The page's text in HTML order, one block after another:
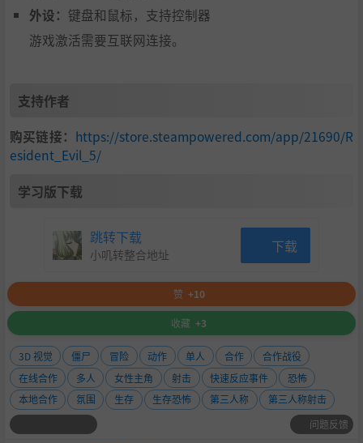
外设： 键盘和鼠标，支持控制器
游戏激活需要互联网连接。
支持作者
购买链接： https://store.steampowered.com/app/21690/R
esident_Evil_5/
学习版下载
跳转下载
小叽转整合地址 下载
赞 +10
收藏 +3
3D 视觉 僵尸 冒险 动作 单人 合作
合作战役
在线合作
多人 女性主角 射击 快速反应事件
恐怖
本地合作
氛围 生存 生存恐怖 第三人称
第三人称射击
问题反馈